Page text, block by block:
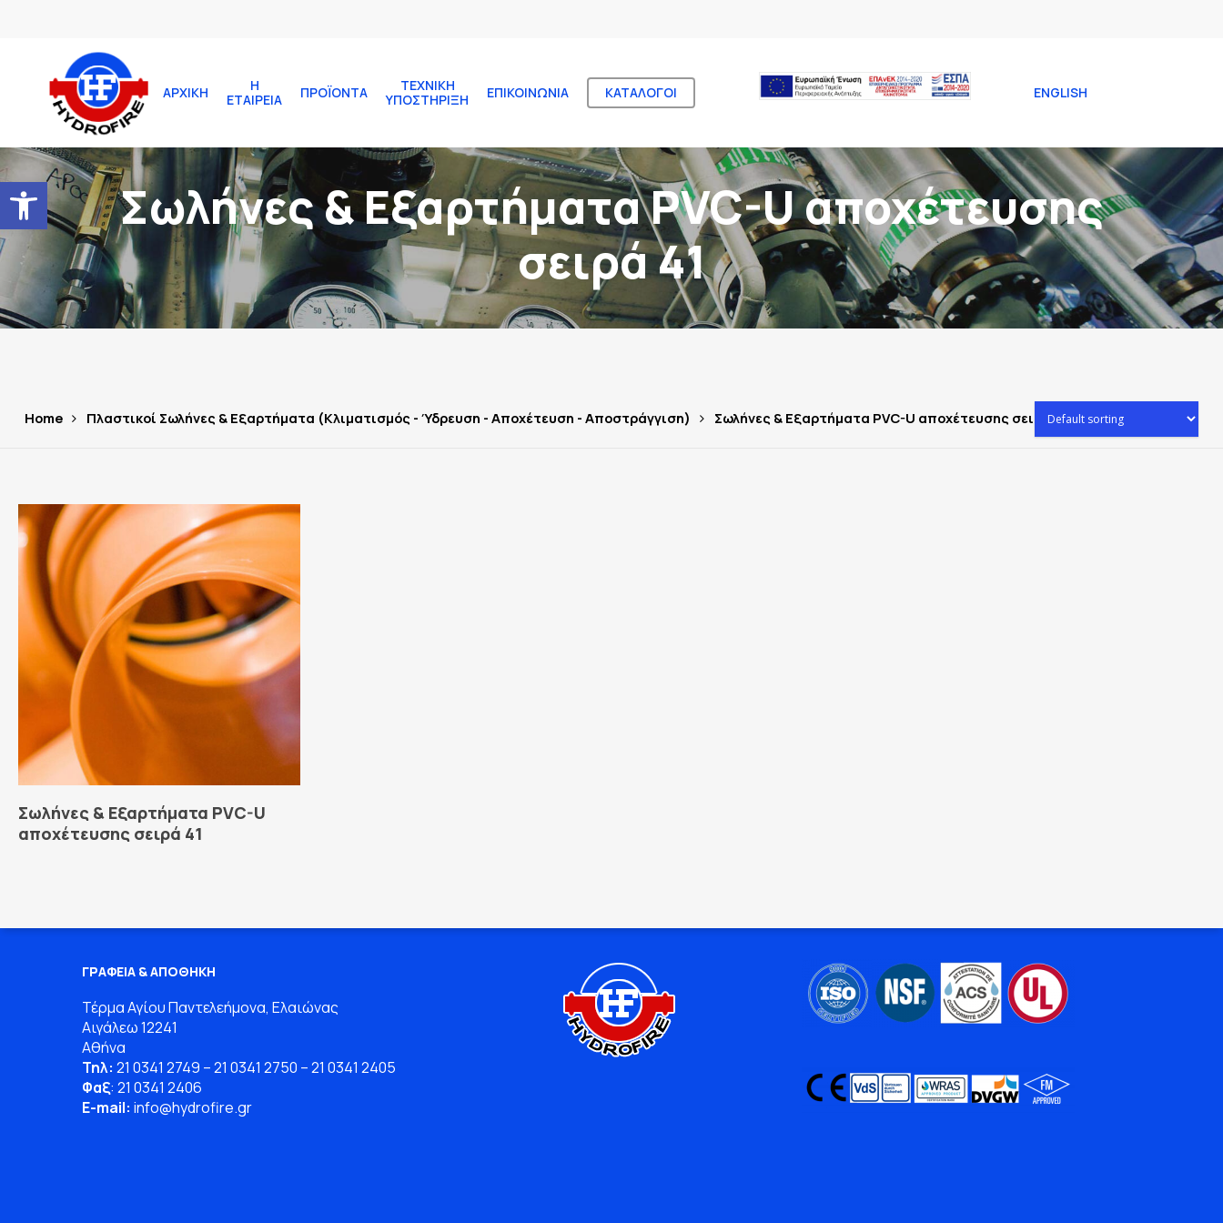
Ανοίξτε τη γραμμή εργαλείων
ΑΡΧΙΚΉ
Η
ΕΤΑΙΡΕΊΑ
ΠΡΟΪΌΝΤΑ
ΤΕΧΝΙΚΉ
ΥΠΟΣΤΉΡΙΞΗ
ΕΠΙΚΟΙΝΩΝΊΑ ΚΑΤΆΛΟΓΟΙ ENGLISH
Σωλήνες & Εξαρτήματα PVC-U αποχέτευσης
σειρά 41
Home Πλαστικοί Σωλήνες & Εξαρτήματα (Κλιματισμός - Ύδρευση - Αποχέτευση - Αποστράγγιση) Σωλήνες & Εξαρτήματα PVC-U αποχέτευσης σειρά 41
Read More
Σωλήνες & Εξαρτήματα PVC-U
αποχέτευσης σειρά 41
ΓΡΑΦΕΙΑ & ΑΠΟΘΗΚΗ
Τέρμα Αγίου Παντελεήμονα, Ελαιώνας
Αιγάλεω 12241
Αθήνα
Τηλ: 21 0341 2749 –21 0341 2750 –21 0341 2405
Φαξ: 21 0341 2406
E-mail: info@hydrofire.gr